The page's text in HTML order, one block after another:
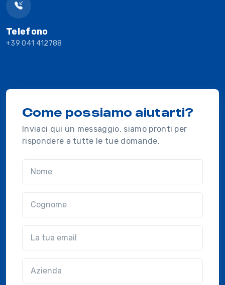
Telefono
+39 041 412788
Come possiamo aiutarti?
Inviaci qui un messaggio, siamo pronti per
rispondere a tutte le tue domande.